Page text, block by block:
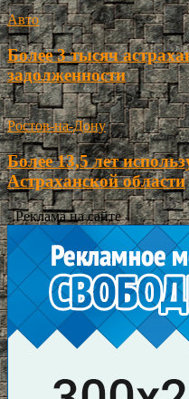
Авто
Более 3 тысяч
задолженности
Ростов-на-Дону
Более 13,5 лет
Астраханской области
- Реклама на сайте -